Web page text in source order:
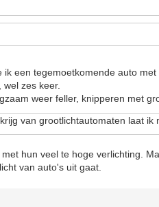
ik een tegemoetkomende auto
zes keer.
weer feller, knipperen met
van grootlichtautomaten laat ik
hun veel te hoge verlichting.
van auto's uit gaat.